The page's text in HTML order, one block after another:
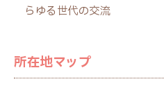
らゆる世代の交流
所在地マップ